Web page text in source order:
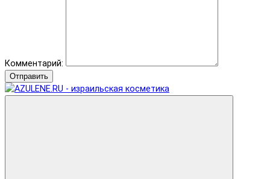
Комментарий:
Отправить